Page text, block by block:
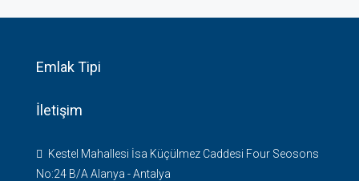
Emlak Tipi
İletişim
Kestel Mahallesi İsa Küçülmez Caddesi Four Seosons
No:24 B/A Alanya - Antalya